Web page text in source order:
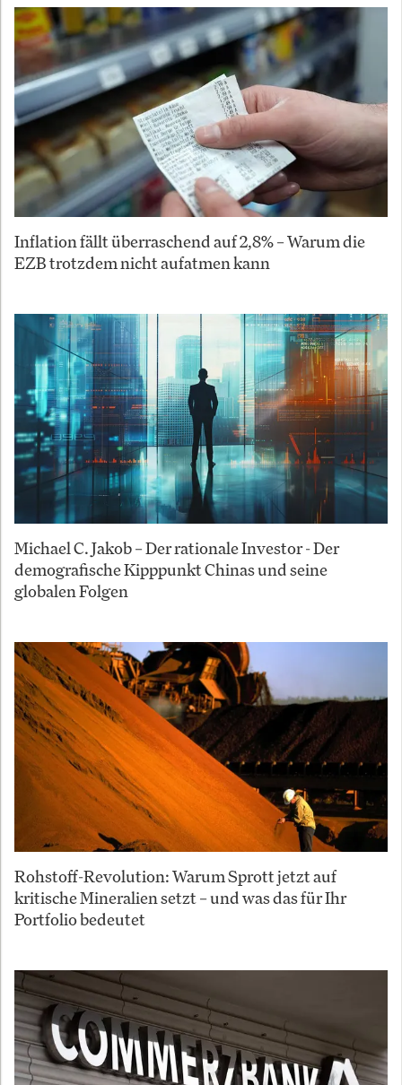
Inflation fällt überraschend auf 2,8% – Warum die
EZB trotzdem nicht aufatmen kann
Michael C. Jakob – Der rationale Investor - Der
demografische Kipppunkt Chinas und seine
globalen Folgen
Rohstoff-Revolution: Warum Sprott jetzt auf
kritische Mineralien setzt – und was das für Ihr
Portfolio bedeutet